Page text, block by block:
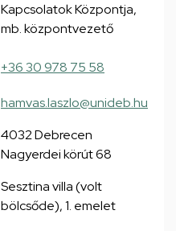
Kapcsolatok Központja,
mb. központvezető
+36 30 978 75 58
hamvas.laszlo@unideb.hu
4032 Debrecen
Nagyerdei körút 68
Sesztina villa (volt
bölcsőde), 1. emelet